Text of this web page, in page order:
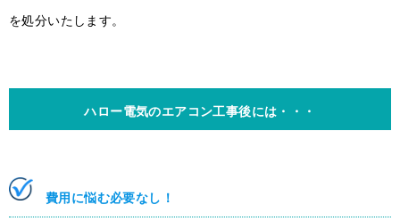
を処分いたします。
ハロー電気のエアコン工事後には・・・
費用に悩む必要なし ！